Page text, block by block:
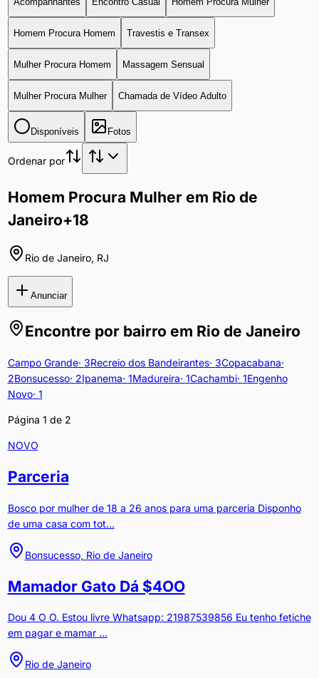
Homem Procura Homem Travestis e Transex
Mulher Procura Homem Massagem Sensual
Mulher Procura Mulher Chamada de Vídeo Adulto
Disponíveis Fotos
Ordenar por
Homem Procura Mulher em Rio de
Janeiro+18
Rio de Janeiro, RJ
Anunciar
Encontre por bairro em Rio de Janeiro
Campo Grande· 3Recreio dos Bandeirantes· 3Copacabana·
2Bonsucesso· 2Ipanema· 1Madureira· 1Cachambi· 1Engenho
Novo· 1
Página 1 de 2
NOVO
Parceria
Bosco por mulher de 18 a 26 anos para uma parceria Disponho
de uma casa com tot...
Bonsucesso, Rio de Janeiro
Mamador Gato Dá $4OO
Dou 4 O O. Estou livre Whatsapp: 21987539856 Eu tenho fetiche
em pagar e mamar ...
Rio de Janeiro